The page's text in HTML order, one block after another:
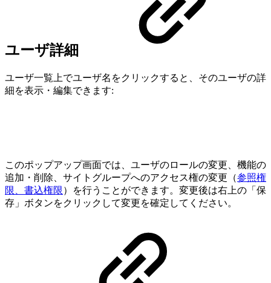
ユーザ詳細
ユーザ一覧上でユーザ名をクリックすると、そのユーザの詳
細を表示・編集できます:
このポップアップ画面では、ユーザのロールの変更、機能の
追加・削除、サイトグループへのアクセス権の変更（参照権
限、書込権限）を行うことができます。変更後は右上の「保
存」ボタンをクリックして変更を確定してください。